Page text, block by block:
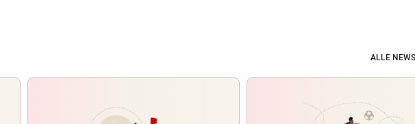
ALLE